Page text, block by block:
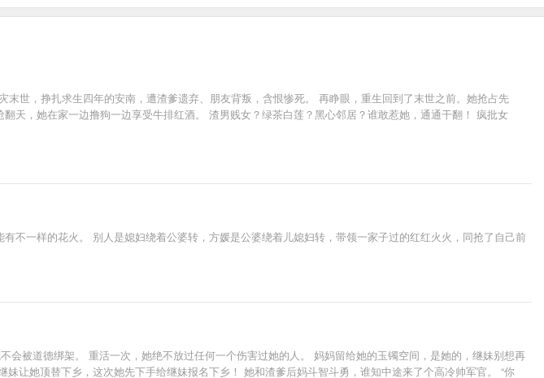
世，挣扎求生四年的安南，遭渣爹遗弃、朋友背叛，含恨惨死。 再睁眼，重生回到了末世之前。她抢占先
，她在家一边撸狗一边享受牛排红酒。 渣男贱女？绿茶白莲？黑心邻居？谁敢惹她，通通干翻！ 疯批女
不一样的花火。 别人是媳妇绕着公婆转，方媛是公婆绕着儿媳妇转，带领一家子过的红红火火，同抢了自己前
被道德绑架。 重活一次，她绝不放过任何一个伤害过她的人。 妈妈留给她的玉镯空间，是她的，继妹别想再
让她顶替下乡，这次她先下手给继妹报名下乡！ 她和渣爹后妈斗智斗勇，谁知中途来了个高冷帅军官。 “你